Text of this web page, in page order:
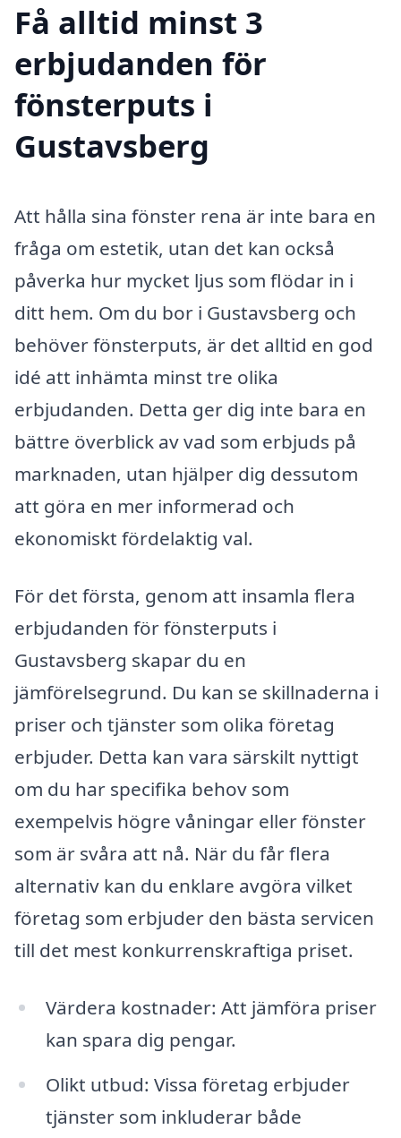
Få alltid minst 3
erbjudanden för
fönsterputs i
Gustavsberg
Att hålla sina fönster rena är inte bara en
fråga om estetik, utan det kan också
påverka hur mycket ljus som flödar in i
ditt hem. Om du bor i Gustavsberg och
behöver fönsterputs, är det alltid en god
idé att inhämta minst tre olika
erbjudanden. Detta ger dig inte bara en
bättre överblick av vad som erbjuds på
marknaden, utan hjälper dig dessutom
att göra en mer informerad och
ekonomiskt fördelaktig val.
För det första, genom att insamla flera
erbjudanden för fönsterputs i
Gustavsberg skapar du en
jämförelsegrund. Du kan se skillnaderna i
priser och tjänster som olika företag
erbjuder. Detta kan vara särskilt nyttigt
om du har specifika behov som
exempelvis högre våningar eller fönster
som är svåra att nå. När du får flera
alternativ kan du enklare avgöra vilket
företag som erbjuder den bästa servicen
till det mest konkurrenskraftiga priset.
Värdera kostnader: Att jämföra priser
kan spara dig pengar.
Olikt utbud: Vissa företag erbjuder
tjänster som inkluderar både